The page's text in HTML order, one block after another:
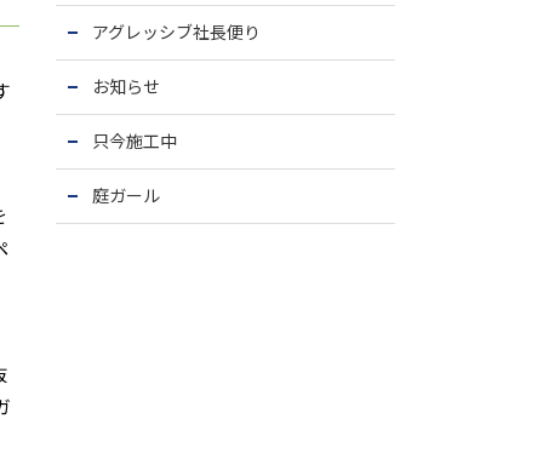
アグレッシブ社長便り
お知らせ
只今施工中
庭ガール